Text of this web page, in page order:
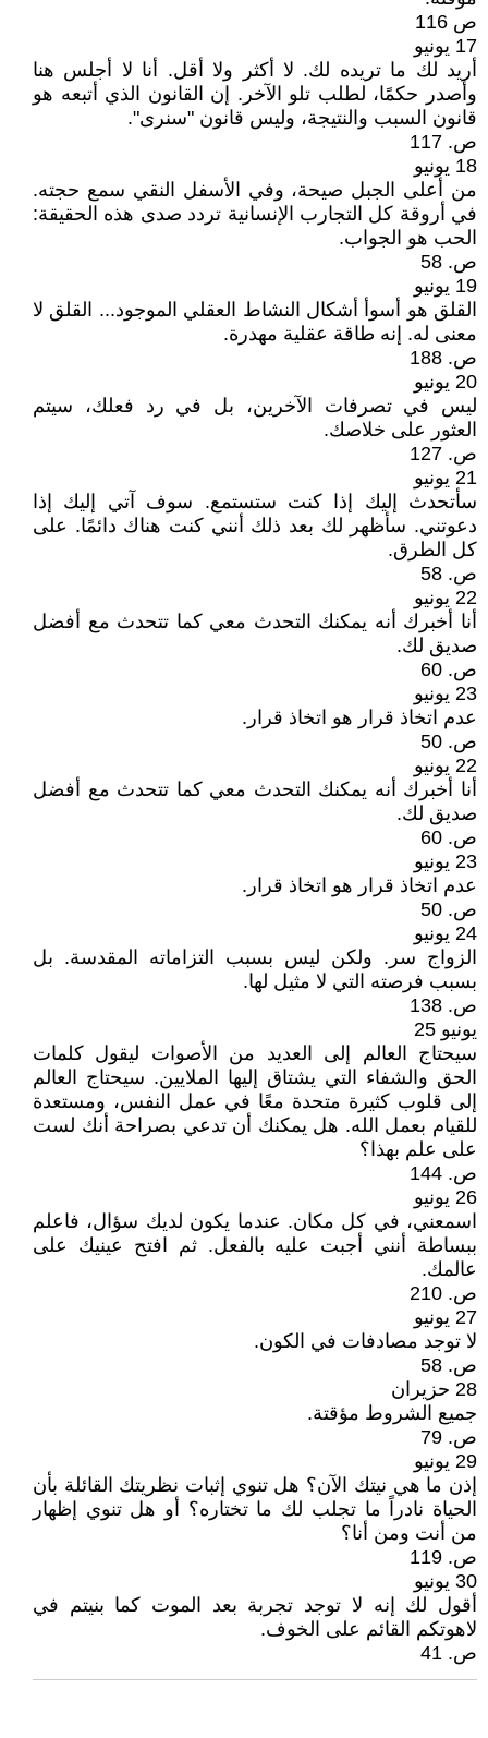
ص 116
17 يونيو
أريد لك ما تريده لك. لا أكثر ولا أقل. أنا لا أجلس هنا
وأصدر حكمًا، لطلب تلو الآخر. إن القانون الذي أتبعه هو
قانون السبب والنتيجة، وليس قانون "سنرى".
ص. 117
18 يونيو
من أعلى الجبل صيحة، وفي الأسفل النقي سمع حجته.
في أروقة كل التجارب الإنسانية تردد صدى هذه الحقيقة:
الحب هو الجواب.
ص. 58
19 يونيو
القلق هو أسوأ أشكال النشاط العقلي الموجود... القلق لا
معنى له. إنه طاقة عقلية مهدرة.
ص. 188
20 يونيو
ليس في تصرفات الآخرين، بل في رد فعلك، سيتم
العثور على خلاصك.
ص. 127
21 يونيو
سأتحدث إليك إذا كنت ستستمع. سوف آتي إليك إذا
دعوتني. سأظهر لك بعد ذلك أنني كنت هناك دائمًا. على
كل الطرق.
ص. 58
22 يونيو
أنا أخبرك أنه يمكنك التحدث معي كما تتحدث مع أفضل
صديق لك.
ص. 60
23 يونيو
عدم اتخاذ قرار هو اتخاذ قرار.
ص. 50
22 يونيو
أنا أخبرك أنه يمكنك التحدث معي كما تتحدث مع أفضل
صديق لك.
ص. 60
23 يونيو
عدم اتخاذ قرار هو اتخاذ قرار.
ص. 50
24 يونيو
الزواج سر. ولكن ليس بسبب التزاماته المقدسة. بل
بسبب فرصته التي لا مثيل لها.
ص. 138
يونيو 25
سيحتاج العالم إلى العديد من الأصوات ليقول كلمات
الحق والشفاء التي يشتاق إليها الملايين. سيحتاج العالم
إلى قلوب كثيرة متحدة معًا في عمل النفس، ومستعدة
للقيام بعمل الله. هل يمكنك أن تدعي بصراحة أنك لست
على علم بهذا؟
ص. 144
26 يونيو
اسمعني، في كل مكان. عندما يكون لديك سؤال، فاعلم
ببساطة أنني أجبت عليه بالفعل. ثم افتح عينيك على
عالمك.
ص. 210
27 يونيو
لا توجد مصادفات في الكون.
ص. 58
28 حزيران
جميع الشروط مؤقتة.
ص. 79
29 يونيو
إذن ما هي نيتك الآن؟ هل تنوي إثبات نظريتك القائلة بأن
الحياة نادراً ما تجلب لك ما تختاره؟ أو هل تنوي إظهار
من أنت ومن أنا؟
ص. 119
30 يونيو
أقول لك إنه لا توجد تجربة بعد الموت كما بنيتم في
لاهوتكم القائم على الخوف.
ص. 41